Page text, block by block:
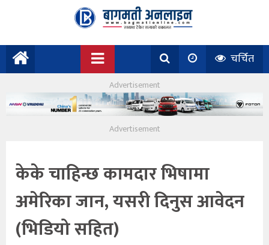
चर्चित
केके चाहिन्छ कामदार भिषामा
अमेरिका जान, यसरी दिनुस आवेदन
(भिडियो सहित)